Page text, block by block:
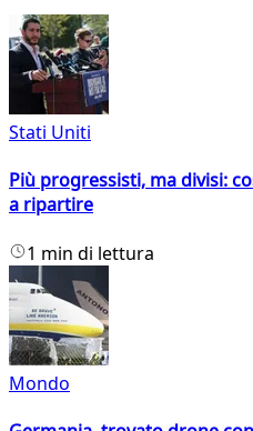
Stati Uniti
Più progressisti, ma divisi:
a ripartire
1 min di lettura
Mondo